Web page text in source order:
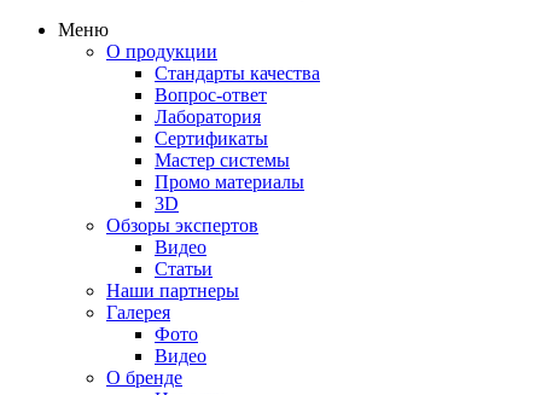
Меню
О продукции
Стандарты качества
Вопрос-ответ
Лаборатория
Сертификаты
Мастер системы
Промо материалы
3D
Обзоры экспертов
Видео
Статьи
Наши партнеры
Галерея
Фото
Видео
О бренде